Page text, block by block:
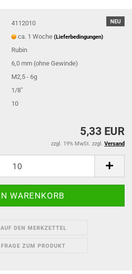
NEU
4112010
ca. 1 Woche(Lieferbedingungen)
Rubin
6,0 mm (ohne Gewinde)
M2,5 - 6g
1/8"
10
5,33 EUR
zzgl. 19% MwSt. zzgl. Versand
AUF DEN MERKZETTEL
FRAGE ZUM PRODUKT